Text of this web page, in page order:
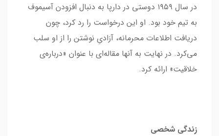
در سال ۱۹۵۹ دوستی در دارپا به دنبال افزودن آسیموف
به تیم خود بود. او این درخواست را رد کرد، چون
دریافت اطلاعات محرمانه، آزادیِ نوشتن را از او سلب
می‌کرد. در نهایت به آنها مقاله‌ای با عنوان «درباره‌ی
خلاقیت» ارائه کرد.
زندگی شخصی